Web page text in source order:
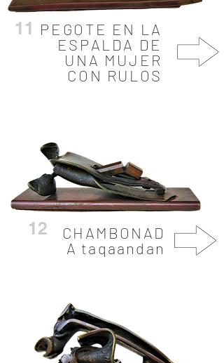
PEGOTE EN LA
ESPALDA DE
UNA MUJER
CON RULOS
CHAMBONAD
A taqaandan
11
12